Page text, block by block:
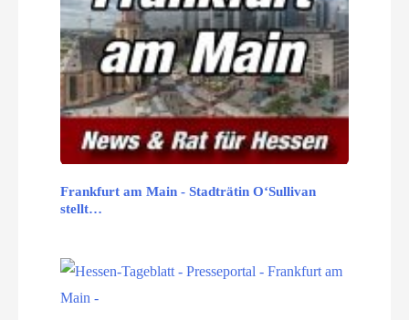
Frankfurt am Main - Stadträtin O‘Sullivan
stellt…